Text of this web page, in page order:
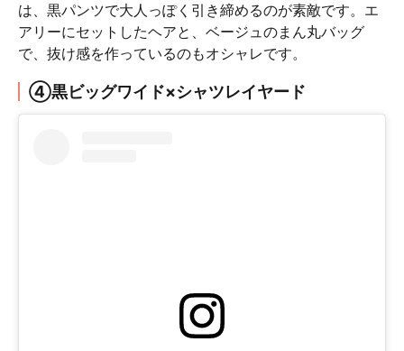
は、黒パンツで大人っぽく引き締めるのが素敵です。エ
アリーにセットしたヘアと、ベージュのまん丸バッグ
で、抜け感を作っているのもオシャレです。
④黒ビッグワイド×シャツレイヤード